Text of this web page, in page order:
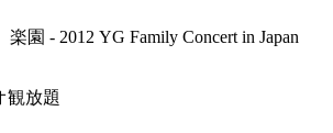
楽園 - 2012 YG Family Concert in Japan
観放題